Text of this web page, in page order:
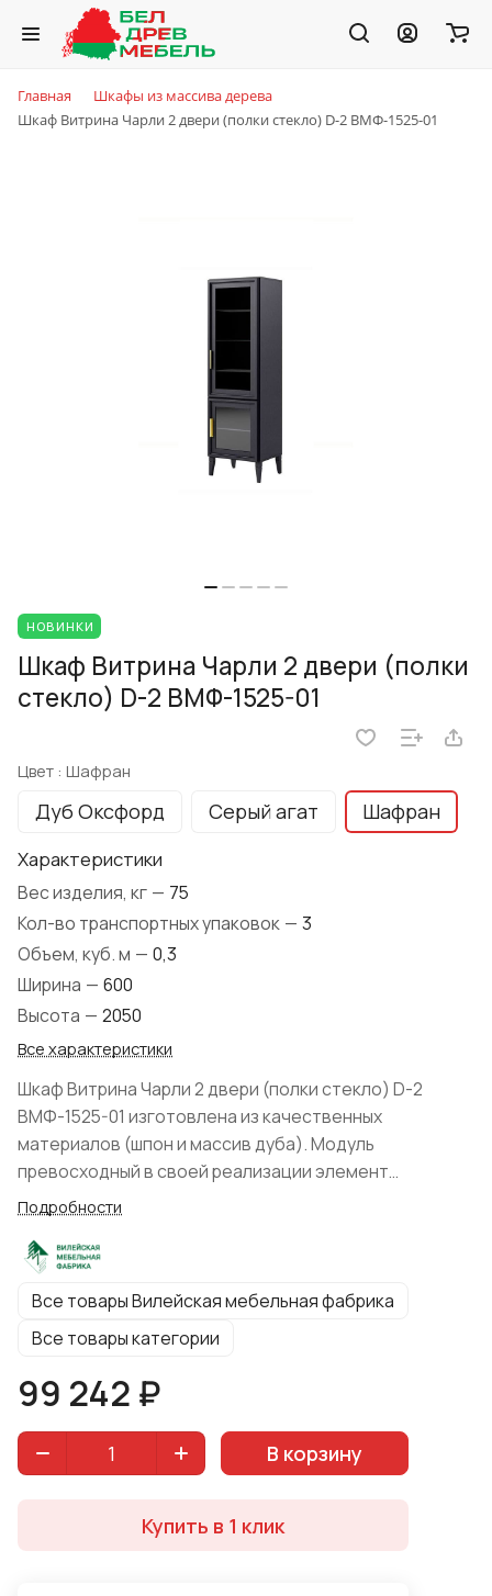
Главная
Шкафы из массива дерева
Шкаф Витрина Чарли 2 двери (полки стекло) D-2 ВМФ-1525-01
НОВИНКИ
Шкаф Витрина Чарли 2 двери (полки
стекло) D-2 ВМФ-1525-01
Цвет : Шафран
Дуб Оксфорд Серый агат Шафран
Характеристики
Вес изделия, кг — 75
Кол-во транспортных упаковок — 3
Объем, куб. м — 0,3
Ширина — 600
Высота — 2050
Все характеристики
Шкаф Витрина Чарли 2 двери (полки стекло) D-2
ВМФ-1525-01 изготовлена из качественных
материалов (шпон и массив дуба). Модуль
превосходный в своей реализации элемент
интерьера, который помимо прямого
декоративный характер. Производитель Вилейская
мебельная фабрика представил коллекцию в
вариантах цвета: "Шафран", "Серый Агат, "Дуб
Оксфорд". Вид поставки: В разобранном виде.
Подробности
Все товары Вилейская мебельная фабрика
Все товары категории
99 242 ₽
В корзину
Купить в 1 клик